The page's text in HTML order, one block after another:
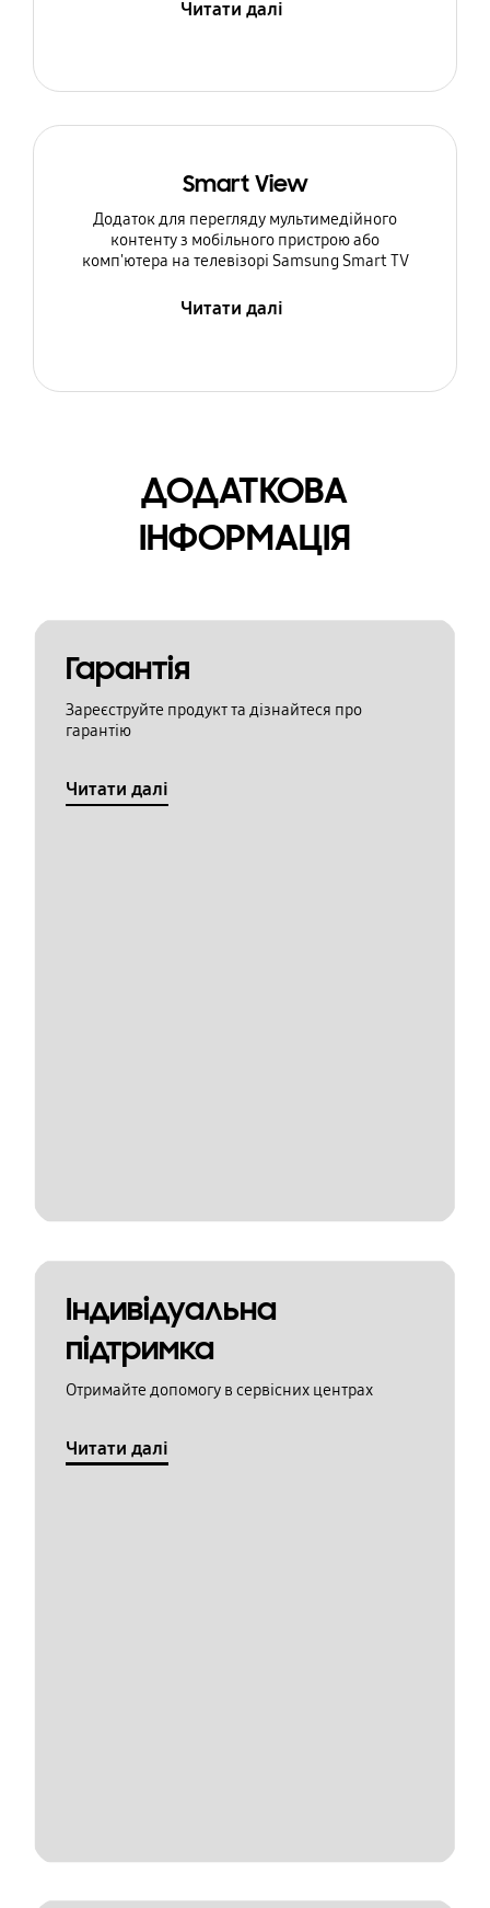
Читати далі
Smart View
Додаток для перегляду мультимедійного
контенту з мобільного пристрою або
комп'ютера на телевізорі Samsung Smart TV
Читати далі
ДОДАТКОВА
ІНФОРМАЦІЯ
Гарантія
Зареєструйте продукт та дізнайтеся про
гарантію
Читати далі
Індивідуальна
підтримка
Отримайте допомогу в сервісних центрах
Читати далі